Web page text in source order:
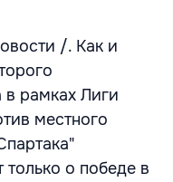
/. Как и
в рамках Лиги
местного
о победе в